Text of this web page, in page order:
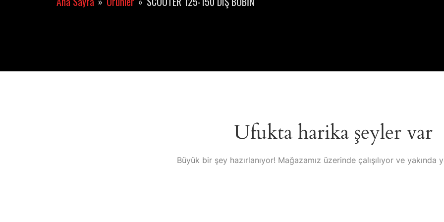
Ufukta harika şeyler var
Büyük bir şey hazırlanıyor! Mağazamız üzerinde çalışılıyor ve yakında